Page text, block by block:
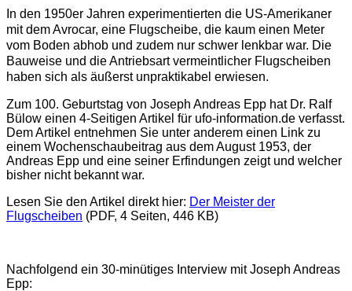
In den 1950er Jahren experimentierten die US-Amerikaner
mit dem Avrocar, eine Flugscheibe, die kaum einen Meter
vom Boden abhob und zudem nur schwer lenkbar war. Die
Bauweise und die Antriebsart vermeintlicher Flugscheiben
haben sich als äußerst unpraktikabel erwiesen.
Zum 100. Geburtstag von Joseph Andreas Epp hat Dr. Ralf
Bülow einen 4-Seitigen Artikel für ufo-information.de verfasst.
Dem Artikel entnehmen Sie unter anderem einen Link zu
einem Wochenschaubeitrag aus dem August 1953, der
Andreas Epp und eine seiner Erfindungen zeigt und welcher
bisher nicht bekannt war.
Lesen Sie den Artikel direkt hier: Der Meister der
Flugscheiben (PDF, 4 Seiten, 446 KB)
Nachfolgend ein 30-minütiges Interview mit Joseph Andreas
Epp: